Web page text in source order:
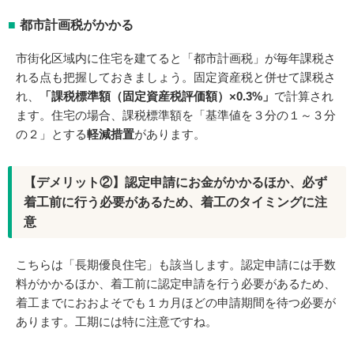
都市計画税がかかる
市街化区域内に住宅を建てると「都市計画税」が毎年課税さ
れる点も把握しておきましょう。固定資産税と併せて課税さ
れ、
「課税標準額（固定資産税評価額）×0.3%」 で計算され
ます。住宅の場合、課税標準額を「基準値を３分の１～３分
の２」とする軽減措置があります。
【デメリット②】認定申請にお金がかかるほか、必ず
着工前に行う必要があるため、着工のタイミングに注
意
こちらは「長期優良住宅」も該当します。認定申請には手数
料がかかるほか、着工前に認定申請を行う必要があるため、
着工までにおおよそでも１カ月ほどの申請期間を待つ必要が
あります。工期には特に注意ですね。